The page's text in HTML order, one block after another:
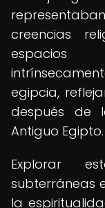
creencias
espacios
egipcia,
después de
Antiguo Egipto.
Explorar
subterráneas
la